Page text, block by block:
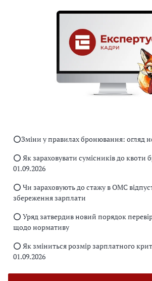
⭕️Зміни у правилах бронювання: огляд
⭕️ Як зараховувати сумісників до квоти
01.09.2026
⭕️ Чи зараховують до стажу в ОМС
збереження зарплати
⭕️ Уряд затвердив новий порядок
щодо нормативу
⭕️ Як зміниться розмір зарплатного
01.09.2026